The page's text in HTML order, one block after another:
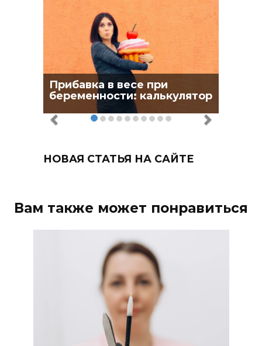
Прибавка в весе при
беременности: калькулятор
НОВАЯ СТАТЬЯ НА САЙТЕ
Вам также может понравиться